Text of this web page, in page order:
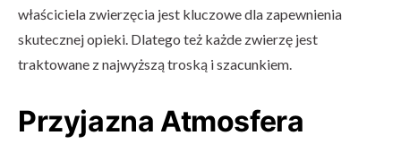
właściciela zwierzęcia jest kluczowe dla zapewnienia
skutecznej opieki. Dlatego też każde zwierzę jest
traktowane z najwyższą troską i szacunkiem.
Przyjazna Atmosfera